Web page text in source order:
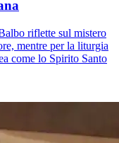
riflette sul mistero
mentre per la liturgia
come lo Spirito Santo